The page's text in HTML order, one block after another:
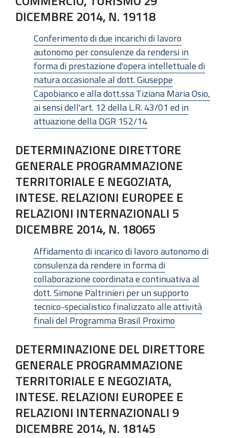
DICEMBRE 2014, N. 19118
Conferimento di due incarichi di lavoro
autonomo per consulenze da rendersi in
forma di prestazione d'opera intellettuale di
natura occasionale al dott. Giuseppe
Capobianco e alla dott.ssa Tiziana Maria Osio,
ai sensi dell'art. 12 della L.R. 43/01 ed in
attuazione della DGR 152/14
DETERMINAZIONE DIRETTORE
GENERALE PROGRAMMAZIONE
TERRITORIALE E NEGOZIATA,
INTESE. RELAZIONI EUROPEE E
RELAZIONI INTERNAZIONALI 5
DICEMBRE 2014, N. 18065
Affidamento di incarico di lavoro autonomo di
consulenza da rendere in forma di
collaborazione coordinata e continuativa al
dott. Simone Paltrinieri per un supporto
tecnico-specialistico finalizzato alle attività
finali del Programma Brasil Proximo
DETERMINAZIONE DEL DIRETTORE
GENERALE PROGRAMMAZIONE
TERRITORIALE E NEGOZIATA,
INTESE. RELAZIONI EUROPEE E
RELAZIONI INTERNAZIONALI 9
DICEMBRE 2014, N. 18145